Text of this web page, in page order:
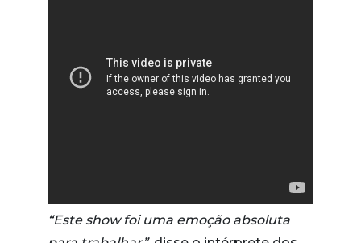
“Este show foi uma emoção absoluta